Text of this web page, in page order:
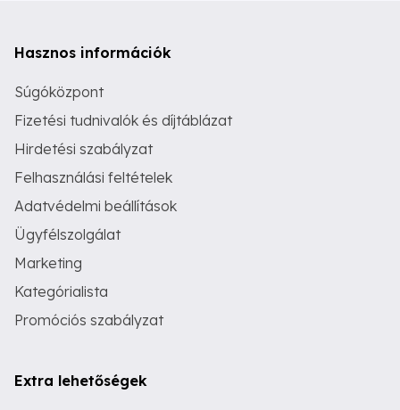
Hasznos információk
Súgóközpont
Fizetési tudnivalók és díjtáblázat
Hirdetési szabályzat
Felhasználási feltételek
Adatvédelmi beállítások
Ügyfélszolgálat
Marketing
Kategórialista
Promóciós szabályzat
Extra lehetőségek